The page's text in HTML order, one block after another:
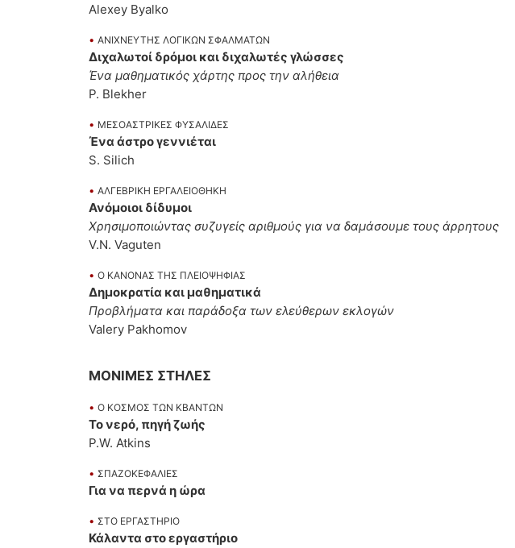
Αlexey Byalko
• AΝΙΧΝΕΥΤΗΣ ΛΟΓΙΚΩΝ ΣΦΑΛΜΑΤΩΝ
Διχαλωτοί δρόμοι και διχαλωτές γλώσσες
Ένα μαθηματικός χάρτης προς την αλήθεια
P. Blekher
• MΕΣΟΑΣΤΡΙΚΕΣ ΦΥΣΑΛΙΔΕΣ
Ένα άστρο γεννιέται
S. Silich
• AΛΓΕΒΡΙΚΗ ΕΡΓΑΛΕΙΟΘΗΚΗ
Ανόμοιοι δίδυμοι
Χρησιμοποιώντας συζυγείς αριθμούς για να δαμάσουμε τους άρρητους
V.N. Vaguten
• O ΚΑΝΟΝΑΣ ΤΗΣ ΠΛΕΙΟΨΗΦΙΑΣ
Δημοκρατία και μαθηματικά
Προβλήματα και παράδοξα των ελεύθερων εκλογών
Valery Pakhomov
ΜΟΝΙΜΕΣ ΣΤΗΛΕΣ
• Ο ΚΟΣΜΟΣ ΤΩΝ ΚΒΑΝΤΩΝ
To νερό, πηγή ζωής
P.W. Atkins
• ΣΠΑΖΟΚΕΦΑΛΙΕΣ
Για να περνά η ώρα
• ΣΤΟ ΕΡΓΑΣΤΗΡΙΟ
Κάλαντα στο εργαστήριο